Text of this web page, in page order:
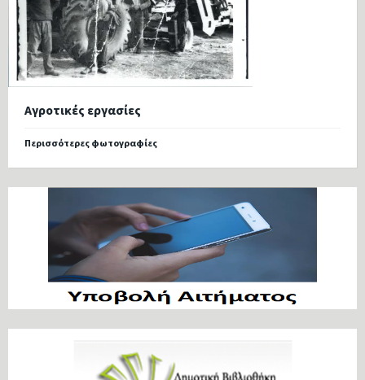
Αγροτικές εργασίες
Περισσότερες φωτογραφίες